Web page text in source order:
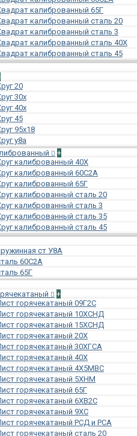
калиброванный 65Г
калиброванный сталь 20
калиброванный сталь 3
калиброванный сталь 40Х
калиброванный сталь 45
20
30х
40х
45
95х18
у8а
+
калиброванный 40Х
калиброванный 60С2А
калиброванный 65Г
калиброванный сталь 20
калиброванный сталь 3
калиброванный сталь 35
калиброванный сталь 45
ст У8А
60С2А
65Г
+
горячекатаный 09Г2С
горячекатаный 10ХСНД
горячекатаный 15ХСНД
горячекатаный 20Х
горячекатаный 30ХГСА
горячекатаный 40Х
горячекатаный 4Х5МВС
горячекатаный 5ХНМ
горячекатаный 65Г
горячекатаный 6ХВ2С
горячекатаный 9ХС
горячекатаный РСД и РСА
горячекатаный сталь 20